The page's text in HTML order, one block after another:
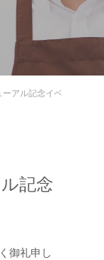
ーアル記念イベント
記念
御礼申し